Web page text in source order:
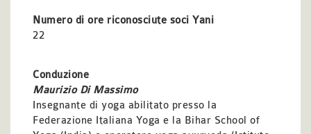
Numero di ore riconosciute soci Yani
22
Conduzione
Maurizio Di Massimo
Insegnante di yoga abilitato presso la
Federazione Italiana Yoga e la Bihar School of